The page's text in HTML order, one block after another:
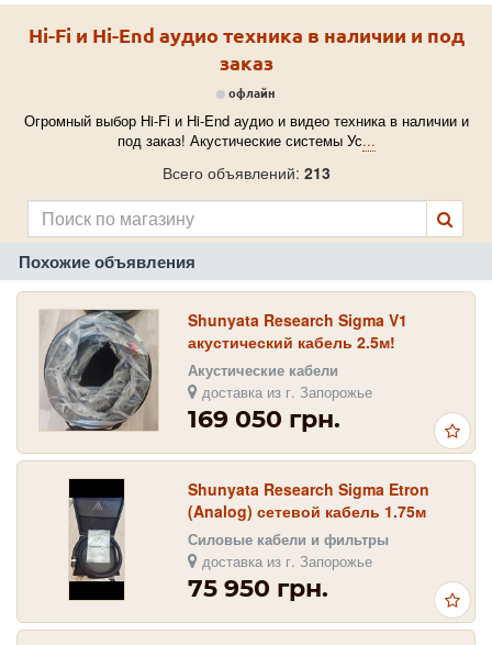
Hi-Fi и Hi-End аудио техника в наличии и под
заказ
офлайн
Огромный выбор Hi-Fi и Hi-End аудио и видео техника в наличии и
под заказ! Акустические системы Ус...
Всего объявлений: 213
Похожие объявления
Shunyata Research Sigma V1
акустический кабель 2.5м!
Акустические кабели
доставка из г. Запорожье
169 050 грн.
Shunyata Research Sigma Etron
(Analog) сетевой кабель 1.75м
20А!
Силовые кабели и фильтры
доставка из г. Запорожье
75 950 грн.